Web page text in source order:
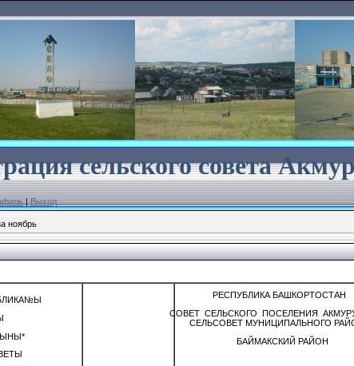
сельского совета
|Выход
ноябрь
РЕСПУБЛИКА БАШКОРТОСТАН
СОВЕТ СЕЛЬСКОГО ПОСЕЛЕНИЯ
СЕЛЬСОВЕТ МУНИЦИПАЛЬНОГО
БАЙМАКСКИЙ РАЙОН